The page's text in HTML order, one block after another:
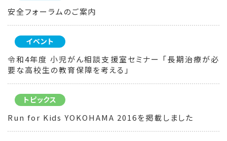
安全フォーラムのご案内
イベント
令和4年度 小児がん相談支援室セミナー 「長期治療が必
要な高校生の教育保障を考える」
トピックス
Run for Kids YOKOHAMA 2016を掲載しました